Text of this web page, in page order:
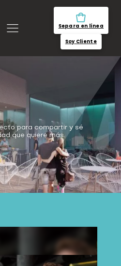
Separa en línea
Soy Cliente
para compartir y sé
que quiere más.